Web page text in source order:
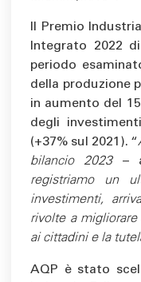
Il Premio
Integrato 2022
periodo
della produzione
in aumento del
degli
(+37% sul 2021). “
bilancio 2023–
registriamo un
investimenti,
rivolte a
ai cittadini e la
AQP è stato